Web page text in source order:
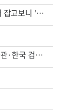
신호위반 후 달아난 배달기사…경찰 잠복해 잡고보니 ‘반전’
한인 노린 860만불 보이스피싱 덜미…영사관·한국 검찰 사칭